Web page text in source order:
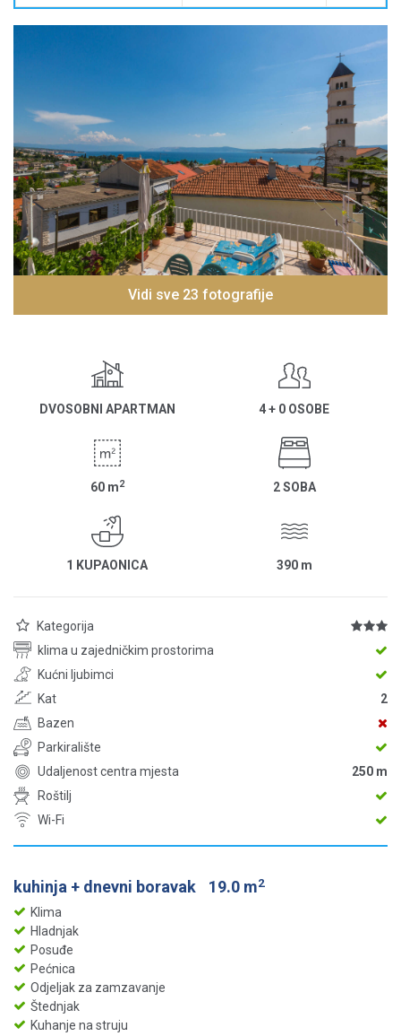
Vidi sve 23 fotografije
DVOSOBNI APARTMAN 4 + 0 OSOBE
60 m2 2 SOBA
1 KUPAONICA 390 m
Kategorija
klima u zajedničkim prostorima
Kućni ljubimci
Kat
2
Bazen
Parkiralište
Udaljenost centra mjesta
250 m
Roštilj
Wi-Fi
kuhinja + dnevni boravak 19.0 m2
Klima
Hladnjak
Posuđe
Pećnica
Odjeljak za zamzavanje
Štednjak
Kuhanje na struju